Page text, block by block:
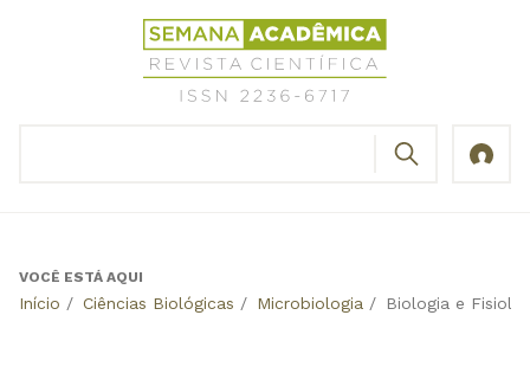
Revista
Científica
Semana
Back
VOCÊ ESTÁ AQUI
Início / Ciências Biológicas / Microbiologia / Biologia e